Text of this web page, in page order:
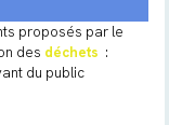
proposés par le
des déchets :
du public